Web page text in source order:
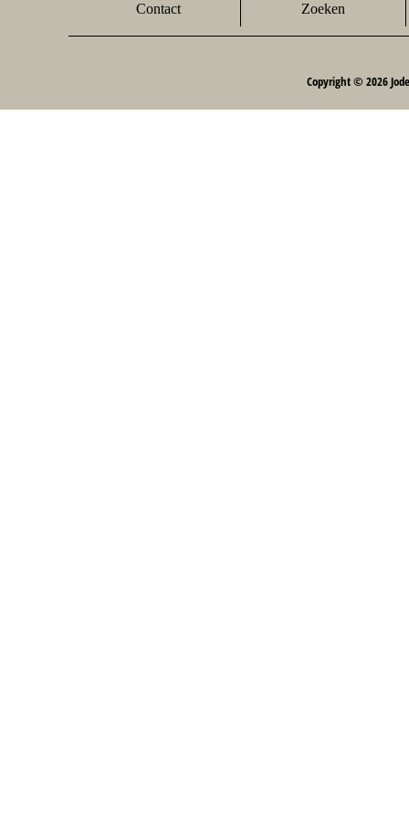
Contact Zoeken
Copyright © 2026